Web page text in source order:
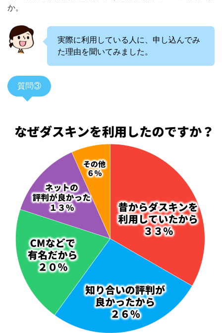
か。
実際に利用している人に、申し込んでみ
た理由を聞いてみました。
質問③